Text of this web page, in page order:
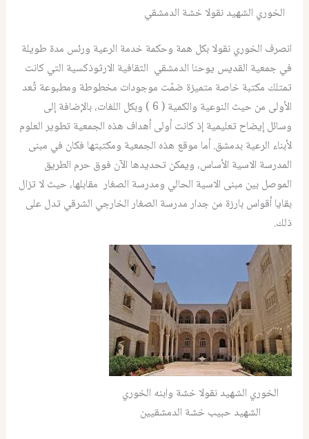
الخوري الشهيد نقولا خشة الدمشقي
انصرف الخوري نقولا بكل همة وحكمة خدمة الرعية ورئس مدة طويلة
في جمعية القديس يوحنا الدمشقي الثقافية الارثوذكسية التي كانت
تمتلك مكتبة خاصة متميزة ضمّت موجودات مخطوطة ومطبوعة تُعد
الأولى من حيث النوعية والكمية ( 6 ) وبكل اللغات، بالإضافة إلى
وسائل إيضاح تعليمية إذ كانت أولى أهداف هذه الجمعية تطوير العلوم
لأبناء الرعية بدمشق. أما موقع هذه الجمعية ومكتبتها فكان في مبنى
المدرسة الاسية الأساس، ويمكن تحديدها الآن فوق حرم الطريق
الموصل بين مبنى الاسية الحالي ومدرسة الصغار مقابلها، حيث لا تزال
بقايا أقواس بارزة من جدار مدرسة الصغار الخارجي الشرقي تدل على
ذلك.
الخوري الشهيد نقولا خشة وابنه الخوري
الشهيد حبیب خشة الدمشقيين